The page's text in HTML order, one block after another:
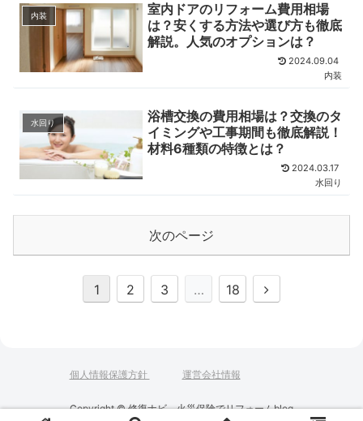
内装
室内ドアのリフォーム費用相場
は？安くする方法や選び方も徹底
解説。人気のオプションは？
2024.09.04
内装
水回り
浴槽交換の費用相場は？交換のタ
イミングや工事期間も徹底解説！
材料6種類の特徴とは？
2024.03.17
水回り
次のページ
1 2 3 … 18
次
個人情報保護方針 運営会社情報
Copyright © 修復ナビ 火災保険でリフォームblog